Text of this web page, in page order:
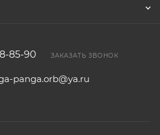
85-90 ЗАКАЗАТЬ ЗВОНОК
panga.orb@ya.ru